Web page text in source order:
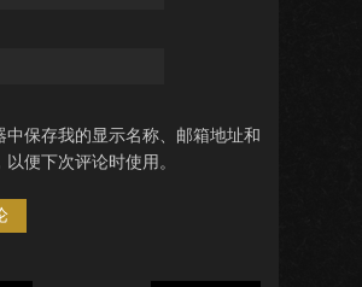
中保存我的显示名称、邮箱地址和
便下次评论时使用。